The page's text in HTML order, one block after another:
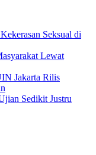
Seksual di
Lewat
Jakarta Rilis
Sedikit Justru